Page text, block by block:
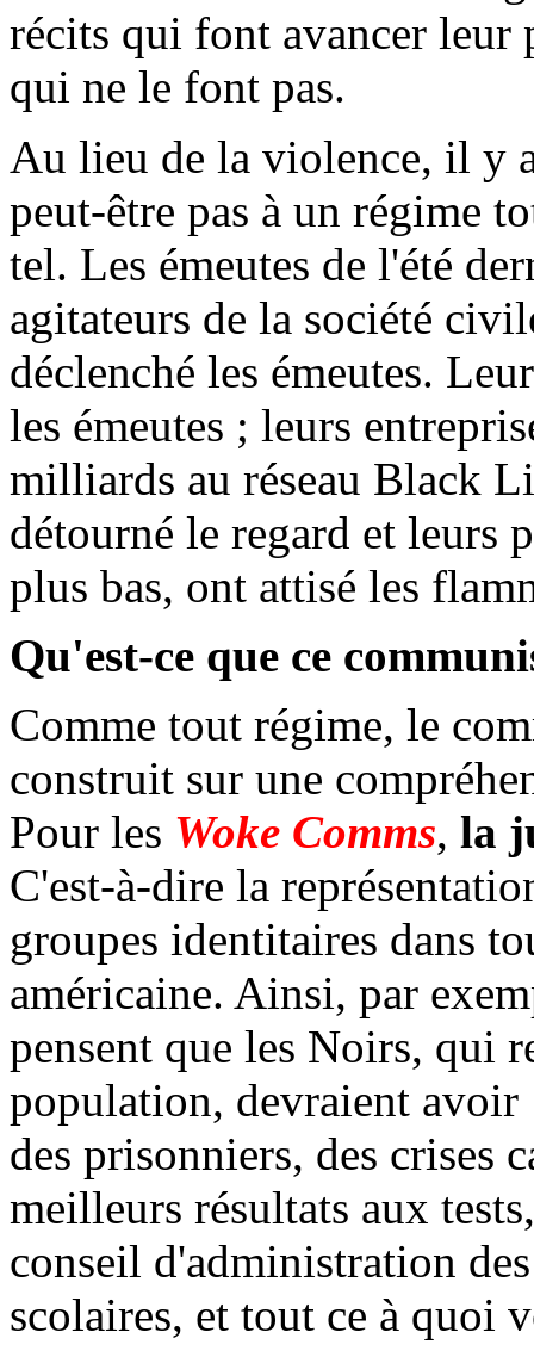
récits qui font avancer leur
qui ne le font pas.
Au lieu de la violence, il y
peut-être pas à un régime
tel. Les émeutes de l'été
agitateurs de la société
déclenché les émeutes.
les émeutes ; leurs
milliards au réseau Black
détourné le regard et leurs
plus bas, ont attisé les
Qu'est-ce que ce
Comme tout régime, le
construit sur une
Pour les Woke Comms, la
C'est-à-dire la
groupes identitaires dans
américaine. Ainsi, par
pensent que les Noirs, qui
population, devraient avoir
des prisonniers, des crises
meilleurs résultats aux
conseil d'administration
scolaires, et tout ce à quoi